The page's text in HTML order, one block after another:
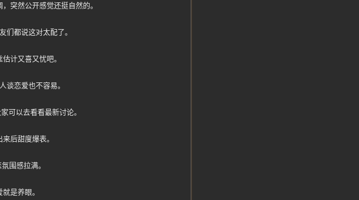
突然公开感觉还挺自然的。
们都说这对太配了。
计又喜又忧吧。
谈恋爱也不容易。
可以去看看最新讨论。
后甜度爆表。
围感拉满。
是养眼。